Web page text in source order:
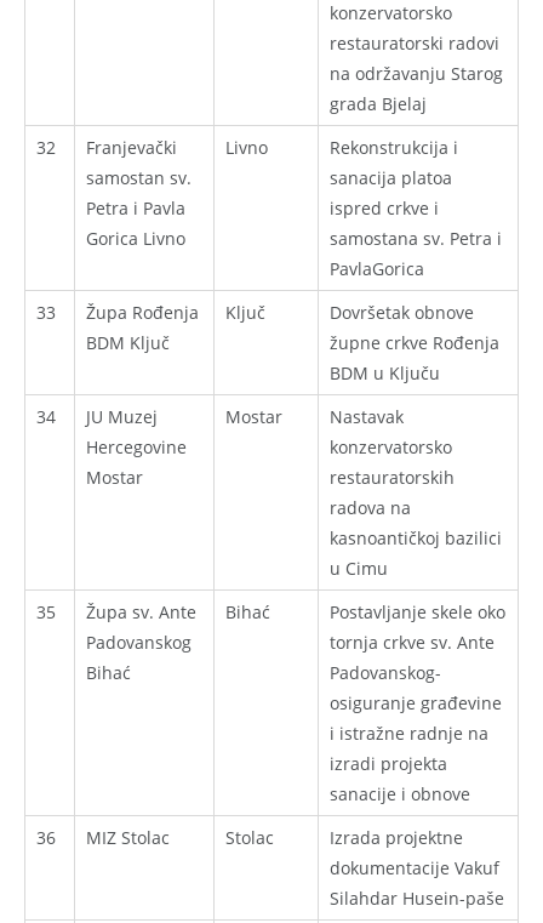
konzervatorsko
restauratorski radovi
na održavanju Starog
grada Bjelaj
32
Franjevački
samostan sv.
Petra i Pavla
Gorica Livno
Livno
Rekonstrukcija i
sanacija platoa
ispred crkve i
samostana sv. Petra i
PavlaGorica
33
Župa Rođenja
BDM Ključ
Ključ
Dovršetak obnove
župne crkve Rođenja
BDM u Ključu
34
JU Muzej
Hercegovine
Mostar
Mostar
Nastavak
konzervatorsko
restauratorskih
radova na
kasnoantičkoj bazilici
u Cimu
35
Župa sv. Ante
Padovanskog
Bihać
Bihać
Postavljanje skele oko
tornja crkve sv. Ante
Padovanskog-
osiguranje građevine
i istražne radnje na
izradi projekta
sanacije i obnove
36
MIZ Stolac Stolac
Izrada projektne
dokumentacije Vakuf
Silahdar Husein-paše